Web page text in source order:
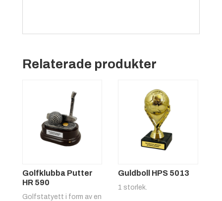
Relaterade produkter
Golfklubba Putter
HR 590
Golfstatyett i form av en
Guldboll HPS 5013
1 storlek.